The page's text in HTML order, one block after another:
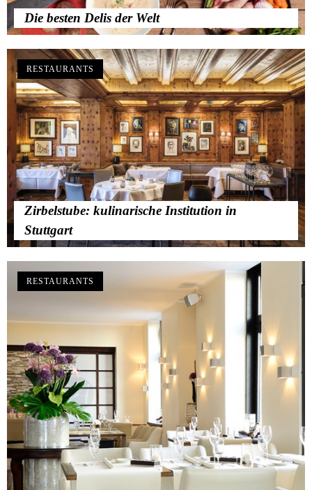
Die besten Delis der Welt
Zirbelstube: kulinarische Institution in
Stuttgart
RESTAURANTS
RESTAURANTS